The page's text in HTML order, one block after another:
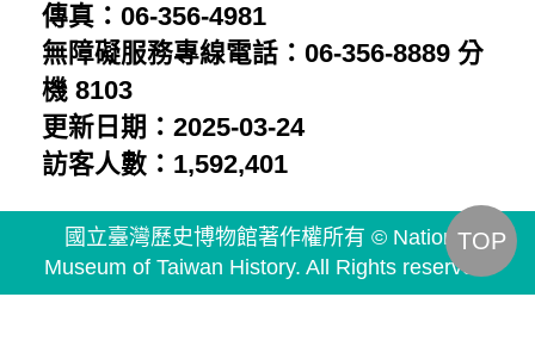
傳真：06-356-4981
無障礙服務專線電話：06-356-8889 分
機 8103
更新日期：2025-03-24
訪客人數：1,592,401
國立臺灣歷史博物館著作權所有 © National
Museum of Taiwan History. All Rights reserved.
TOP